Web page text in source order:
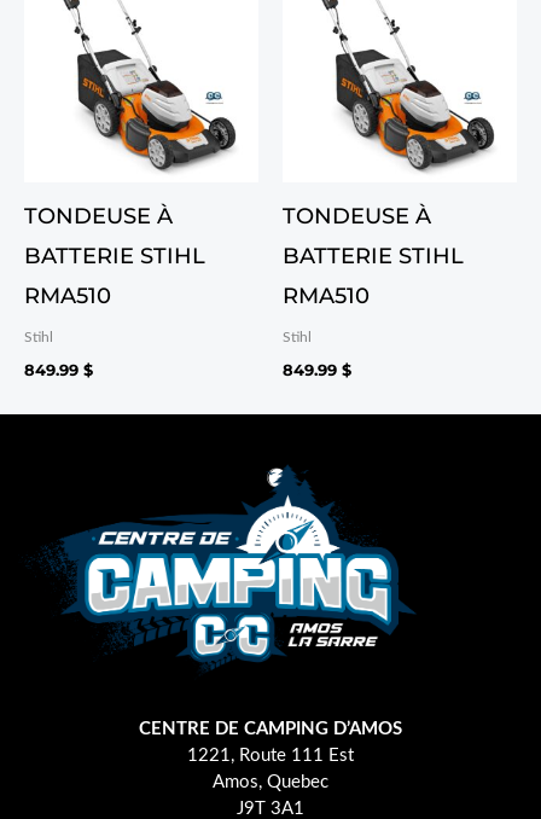
TONDEUSE À
BATTERIE STIHL
RMA510
Stihl
849.99 $
TONDEUSE À
BATTERIE STIHL
RMA510
Stihl
849.99 $
CENTRE DE CAMPING D’AMOS
1221, Route 111 Est
Amos, Quebec
J9T 3A1